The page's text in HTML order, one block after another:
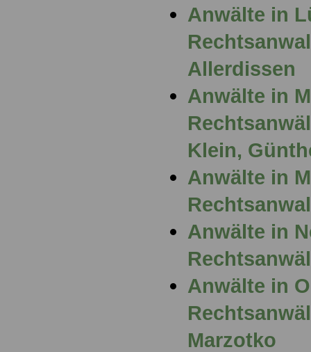
Anwälte in
Allerdissen
Anwälte in
Klein,
Anwälte in
Anwälte in
Anwälte in
Marzotko